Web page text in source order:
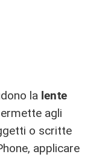
la lente
agli
o scritte
applicare